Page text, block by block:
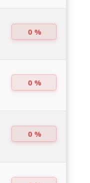
0 %
0 %
0 %